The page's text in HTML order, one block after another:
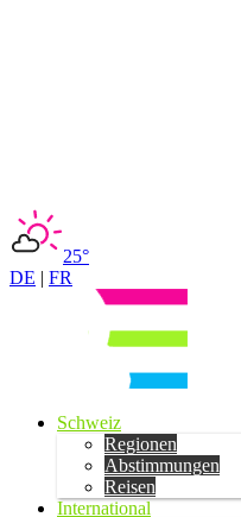
25°
DE | FR
Schweiz
Regionen
Abstimmungen
Reisen
International